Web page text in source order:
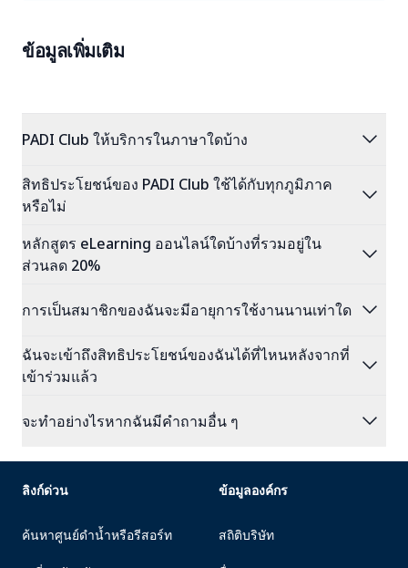
ข้อมูลเพิ่มเติม
PADI Club ให้บริการในภาษาใดบ้าง expand_more
สิทธิประโยชน์ของ PADI Club ใช้ได้กับทุกภูมิภาค
หรือไม่
expand_more
หลักสูตร eLearning ออนไลน์ใดบ้างที่รวมอยู่ใน
ส่วนลด 20%
expand_more
การเป็นสมาชิกของฉันจะมีอายุการใช้งานนานเท่าใด expand_more
ฉันจะเข้าถึงสิทธิประโยชน์ของฉันได้ที่ไหนหลังจากที่
เข้าร่วมแล้ว
expand_more
จะทำอย่างไรหากฉันมีคำถามอื่น ๆ expand_more
ลิงก์ด่วน
ค้นหาศูนย์ดำน้ำหรือรีสอร์ท
ข้อมูลองค์กร
สถิติบริษัท